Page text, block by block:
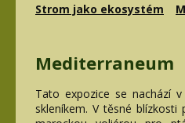
Strom jako ekosystém
Mediterraneum
Tato expozice se nachází
skleníkem. V těsné